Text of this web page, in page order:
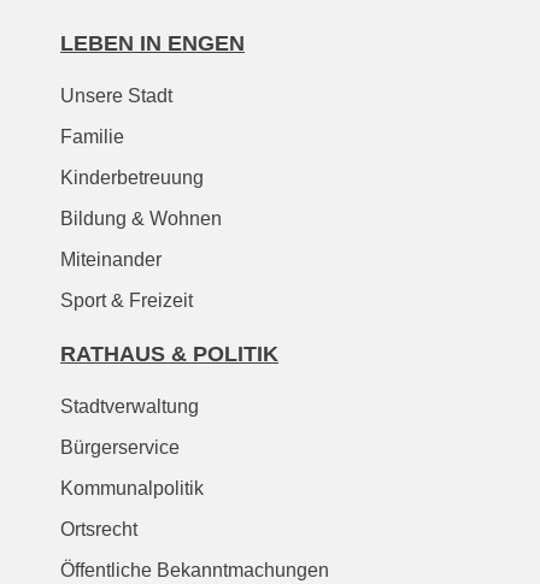
LEBEN IN ENGEN
Unsere Stadt
Familie
Kinderbetreuung
Bildung & Wohnen
Miteinander
Sport & Freizeit
RATHAUS & POLITIK
Stadtverwaltung
Bürgerservice
Kommunalpolitik
Ortsrecht
Öffentliche Bekanntmachungen